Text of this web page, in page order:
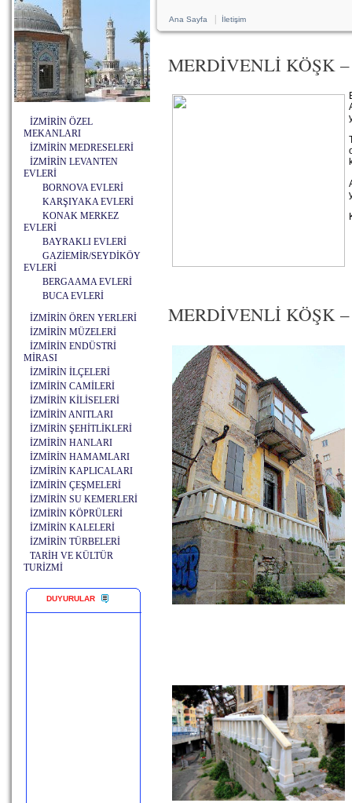
İZMİRİN ÖZEL
MEKANLARI
İZMİRİN MEDRESELERİ
İZMİRİN LEVANTEN
EVLERİ
BORNOVA EVLERİ
KARŞIYAKA EVLERİ
KONAK MERKEZ
EVLERİ
BAYRAKLI EVLERİ
GAZİEMİR/SEYDİKÖY
EVLERİ
BERGAAMA EVLERİ
BUCA EVLERİ
İZMİRİN ÖREN YERLERİ
İZMİRİN MÜZELERİ
İZMİRİN ENDÜSTRİ
MİRASI
İZMİRİN İLÇELERİ
İZMİRİN CAMİLERİ
İZMİRİN KİLİSELERİ
İZMİRİN ANITLARI
İZMİRİN ŞEHİTLİKLERİ
İZMİRİN HANLARI
İZMİRİN HAMAMLARI
İZMİRİN KAPLICALARI
İZMİRİN ÇEŞMELERİ
İZMİRİN SU KEMERLERİ
İZMİRİN KÖPRÜLERİ
İZMİRİN KALELERİ
İZMİRİN TÜRBELERİ
TARİH VE KÜLTÜR
TURİZMİ
DUYURULAR
Ana Sayfa İletişim
MERDİVENLİ KÖŞK
MERDİVENLİ KÖŞK